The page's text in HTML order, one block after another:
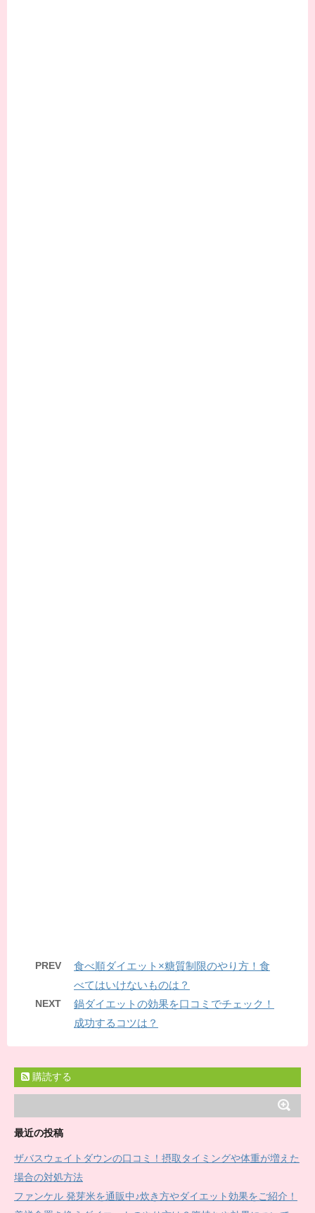
PREV
食べ順ダイエット×糖質制限のやり方！食
べてはいけないものは？
NEXT
鍋ダイエットの効果を口コミでチェック！
成功するコツは？
購読する
最近の投稿
ザバスウェイトダウンの口コミ！摂取タイミングや体重が増えた
場合の対処方法
ファンケル 発芽米を通販中♪炊き方やダイエット効果をご紹介！